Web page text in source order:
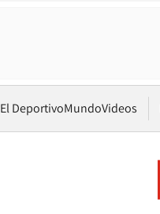
El DeportivoMundoVideos